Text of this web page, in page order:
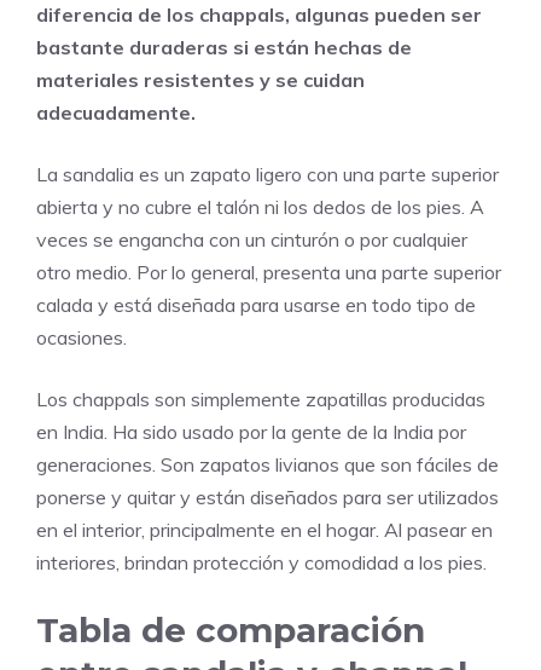
diferencia de los chappals, algunas pueden ser
bastante duraderas si están hechas de
materiales resistentes y se cuidan
adecuadamente.
La sandalia es un zapato ligero con una parte superior
abierta y no cubre el talón ni los dedos de los pies. A
veces se engancha con un cinturón o por cualquier
otro medio. Por lo general, presenta una parte superior
calada y está diseñada para usarse en todo tipo de
ocasiones.
Los chappals son simplemente zapatillas producidas
en India. Ha sido usado por la gente de la India por
generaciones. Son zapatos livianos que son fáciles de
ponerse y quitar y están diseñados para ser utilizados
en el interior, principalmente en el hogar. Al pasear en
interiores, brindan protección y comodidad a los pies.
Tabla de comparación